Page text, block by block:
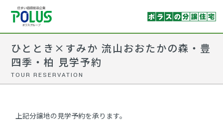
ひととき×すみか 流山おおたかの森・豊
四季・柏 見学予約
TOUR RESERVATION
上記分譲地の見学予約を承ります。